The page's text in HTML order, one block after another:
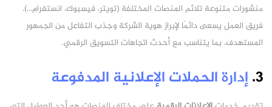
منشورات متنوعة تلائم المنصات المختلفة (تويتر، فيسبوك، انستغرام…).
فريق العمل يسعى دائمًا لإبراز هوية الشركة وجذب التفاعل من الجمهور
المستهدف، بما يتناسب مع أحدث اتجاهات التسويق الرقمي.
3. إدارة الحملات الإعلانية المدفوعة